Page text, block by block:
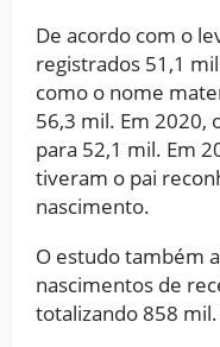
De acordo com o
registrados 51,1
como o nome
56,3 mil. Em 2020,
para 52,1 mil. Em
tiveram o pai
nascimento.
O estudo também
nascimentos de
totalizando 858